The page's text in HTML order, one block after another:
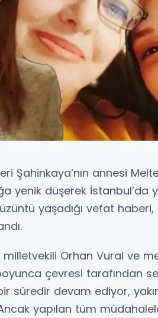
Şahinkaya’nın annesi
yenik düşerek İstanbul’da
yaşadığı vefat
milletvekili Orhan Vural ve
boyunca çevresi tarafından
süredir devam ediyor,
yapılan tüm